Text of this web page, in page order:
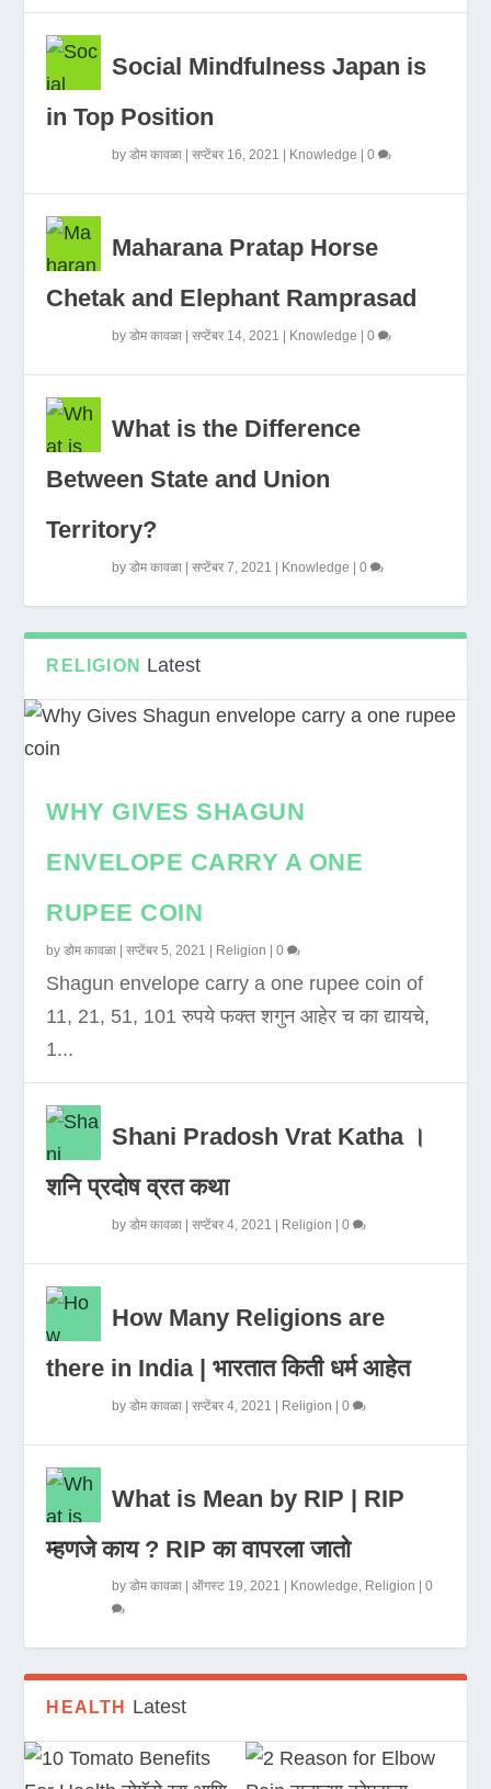
Social Mindfulness Japan is
in Top Position
byडोम कावळा |सप्टेंबर 16, 2021 Knowledge |0
Maharana Pratap Horse
Chetak and Elephant Ramprasad
byडोम कावळा |सप्टेंबर 14, 2021 Knowledge |0
What is the Difference
Between State and Union
Territory?
byडोम कावळा |सप्टेंबर 7, 2021 Knowledge |0
RELIGION Latest
WHY GIVES SHAGUN
ENVELOPE CARRY A ONE
RUPEE COIN
byडोम कावळा |सप्टेंबर 5, 2021 Religion |0
Shagun envelope carry a one rupee coin of
11, 21, 51, 101 रुपये फक्त शगुन आहेर च का द्यायचे,
1...
Shani Pradosh Vrat Katha ।
शनि प्रदोष व्रत कथा
byडोम कावळा |सप्टेंबर 4, 2021 Religion |0
How Many Religions are
there in India | भारतात किती धर्म आहेत
byडोम कावळा |सप्टेंबर 4, 2021 Religion |0
What is Mean by RIP | RIP
म्हणजे काय ? RIP का वापरला जातो
byडोम कावळा |ऑगस्ट 19, 2021 Knowledge, Religion |0
HEALTH Latest